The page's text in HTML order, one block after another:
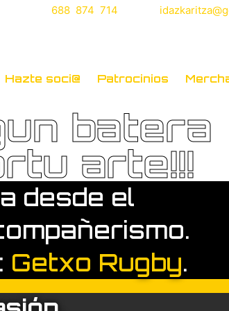
688 874 714
Hazte soci@ Patrocinios
batera
arte!!!
desde el
Getxo Rugby.